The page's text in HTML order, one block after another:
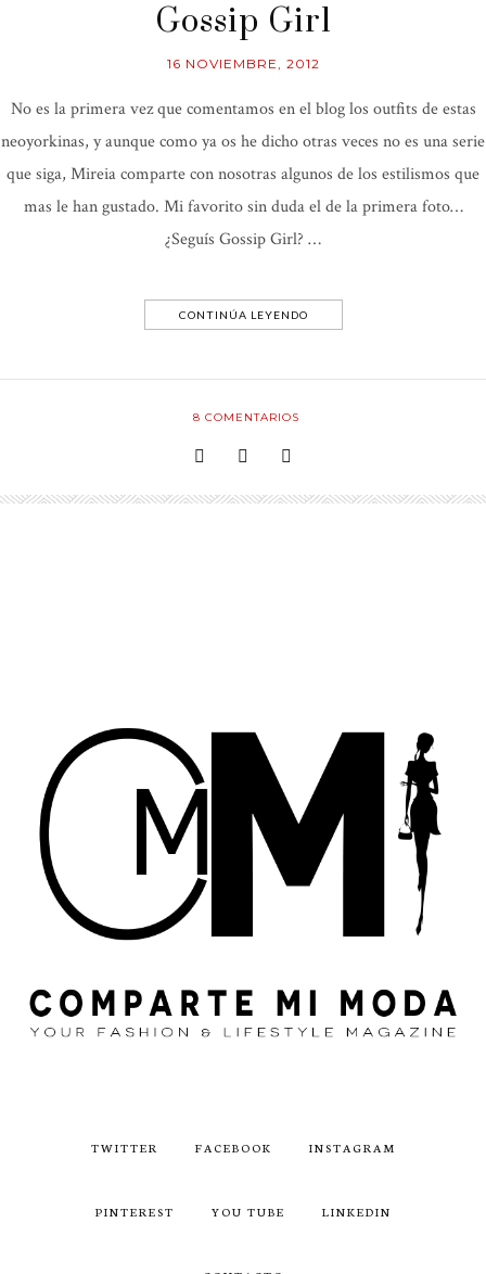
Gossip Girl
16 NOVIEMBRE, 2012
No es la primera vez que comentamos en el blog los outfits de estas
neoyorkinas, y aunque como ya os he dicho otras veces no es una serie
que siga, Mireia comparte con nosotras algunos de los estilismos que
mas le han gustado. Mi favorito sin duda el de la primera foto…
¿Seguís Gossip Girl? …
CONTINÚA LEYENDO
8 COMENTARIOS
TWITTER FACEBOOK INSTAGRAM
PINTEREST YOU TUBE LINKEDIN